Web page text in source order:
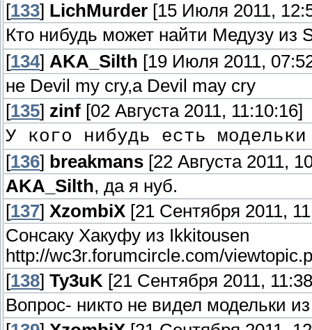
[133] LichMurder [15 Июля 2011,
Кто нибудь может найти Медузу
[134] AKA_Silth [19 Июля 2011,
не Devil my cry,а Devil may cry
[135] zinf [02 Августа 2011, 11:10:16]
У кого нибудь есть
[136] breakmans [22 Августа 2011,
AKA_Silth, да я нуб.
[137] XzombiX [21 Сентября 2011,
Сонсаку Хакуфу из Ikkitousen
http://wc3r.forumcircle.com/
[138] Ty3uK [21 Сентября 2011,
Вопрос- никто не видел модельки